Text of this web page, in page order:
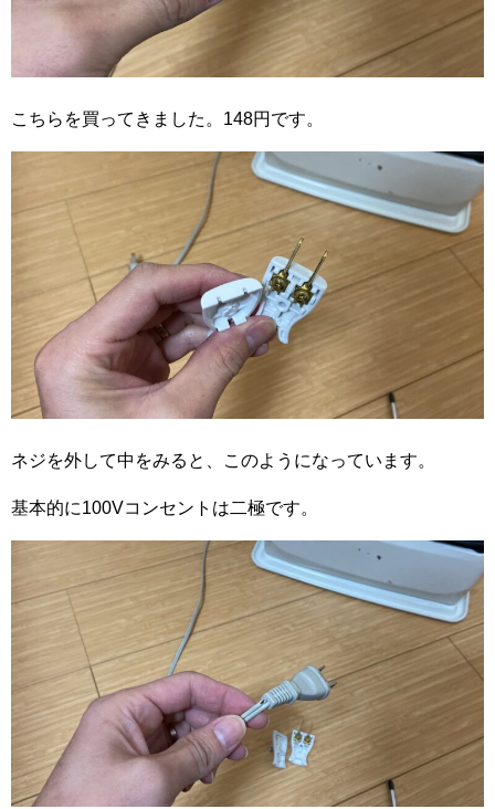
こちらを買ってきました。148円です。
ネジを外して中をみると、このようになっています。
基本的に100Vコンセントは二極です。